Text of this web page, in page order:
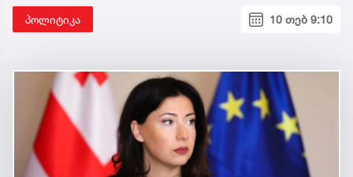
პოლიტიკა 10 თებ 9:10